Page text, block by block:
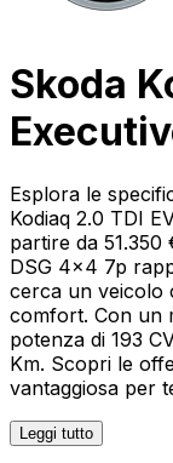
Skoda
Esplora le
Kodiaq 2.0 TDI
partire da 51.350
DSG 4x4 7p
cerca un veicolo
comfort. Con un
potenza di 193
Km. Scopri le
vantaggiosa per
Leggi tutto